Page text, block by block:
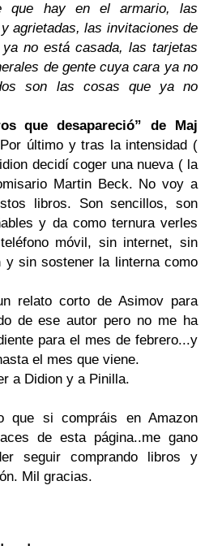
que hay en el armario, las
agrietadas, las invitaciones de
no está casada, las tarjetas
de gente cuya cara ya no
son las cosas que ya no
que desapareció” de Maj
Por último y tras la intensidad (
decidí coger una nueva ( la
Martin Beck. No voy a
libros. Son sencillos, son
y da como ternura verles
móvil, sin internet, sin
y sin sostener la linterna como
relato corto de Asimov para
de ese autor pero no me ha
para el mes de febrero...y
el mes que viene.
a Didion y a Pinilla.
que si compráis en Amazon
de esta página..me gano
seguir comprando libros y
Mil gracias.